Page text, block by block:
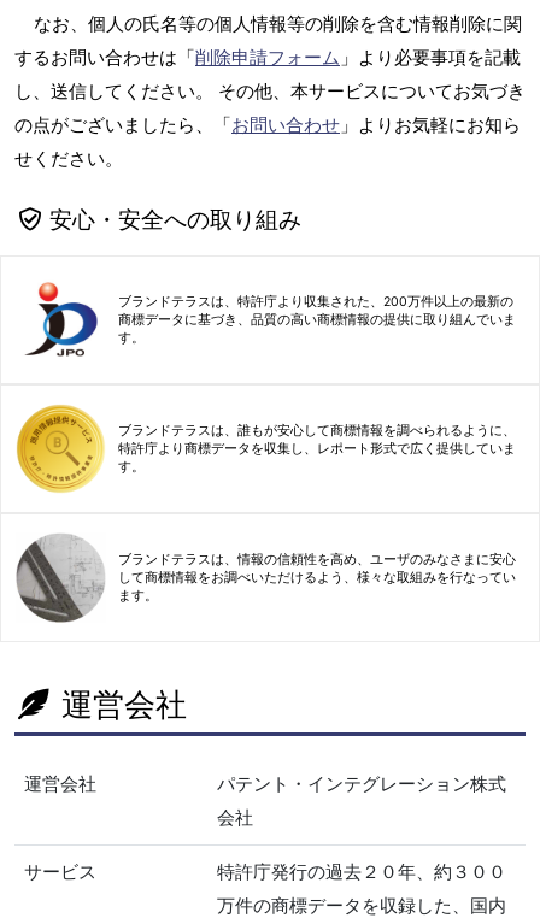
なお、個人の氏名等の個人情報等の削除を含む情報削除に関
するお問い合わせは「削除申請フォーム 」より必要事項を記載
し、送信してください。 その他、本サービスについてお気づき
の点がございましたら、「お問い合わせ 」よりお気軽にお知ら
せください。
安心・安全への取り組み
ブランドテラスは、特許庁より収集された、200万件以上の最新の
商標データに基づき、品質の高い商標情報の提供に取り組んでいま
す。
ブランドテラスは、誰もが安心して商標情報を調べられるように、
特許庁より商標データを収集し、レポート形式で広く提供していま
す。
ブランドテラスは、情報の信頼性を高め、ユーザのみなさまに安心
して商標情報をお調べいただけるよう、様々な取組みを行なってい
ます。
運営会社
運営会社
パテント・インテグレーション株式
会社
サービス
特許庁発行の過去２０年、約３００
万件の商標データを収録した、国内